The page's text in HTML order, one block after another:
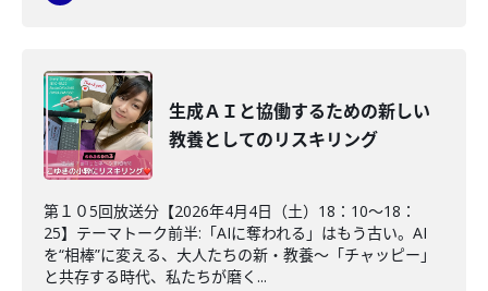
生成ＡＩと協働するための新しい
教養としてのリスキリング
第１０5回放送分【2026年4月4日（土）18：10～18：
25】テーマトーク前半:「AIに奪われる」はもう古い。AI
を“相棒”に変える、大人たちの新・教養〜「チャッピー」
と共存する時代、私たちが磨く...